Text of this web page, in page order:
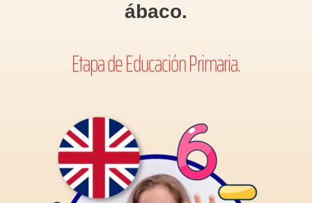
ábaco.
Etapa de Educación Primaria.